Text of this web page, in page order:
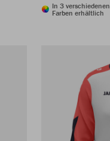
In 3 verschiedenen
Farben erhältlich